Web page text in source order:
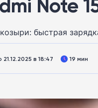
Note
быстрая
в 18:47 19 мин